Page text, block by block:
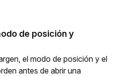
de posición y
el modo de posición y el
antes de abrir una